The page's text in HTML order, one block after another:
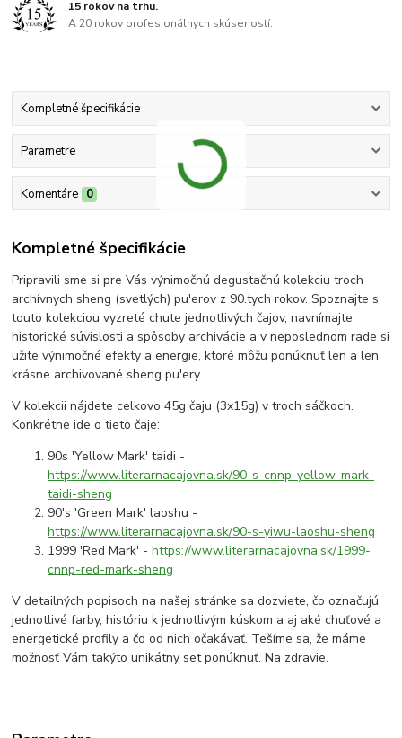
15 rokov na trhu.
A 20 rokov profesionálnych skúseností.
Kompletné špecifikácie
Parametre
Komentáre 0
Kompletné špecifikácie
Pripravili sme si pre Vás výnimočnú degustačnú kolekciu troch
archívnych sheng (svetlých) pu'erov z 90.tych rokov. Spoznajte s
touto kolekciou vyzreté chute jednotlivých čajov, navnímajte
historické súvislosti a spôsoby archivácie a v neposlednom rade si
užite výnimočné efekty a energie, ktoré môžu ponúknuť len a len
krásne archivované sheng pu'ery.
V kolekcii nájdete celkovo 45g čaju (3x15g) v troch sáčkoch.
Konkrétne ide o tieto čaje:
90s 'Yellow Mark' taidi -
https://www.literarnacajovna.sk/90-s-cnnp-yellow-mark-
taidi-sheng
90's 'Green Mark' laoshu -
https://www.literarnacajovna.sk/90-s-yiwu-laoshu-sheng
1999 'Red Mark' -https://www.literarnacajovna.sk/1999-
cnnp-red-mark-sheng
V detailných popisoch na našej stránke sa dozviete, čo označujú
jednotlivé farby, históriu k jednotlivým kúskom a aj aké chuťové a
energetické profily a čo od nich očakávať. Tešíme sa, že máme
možnosť Vám takýto unikátny set ponúknuť. Na zdravie.